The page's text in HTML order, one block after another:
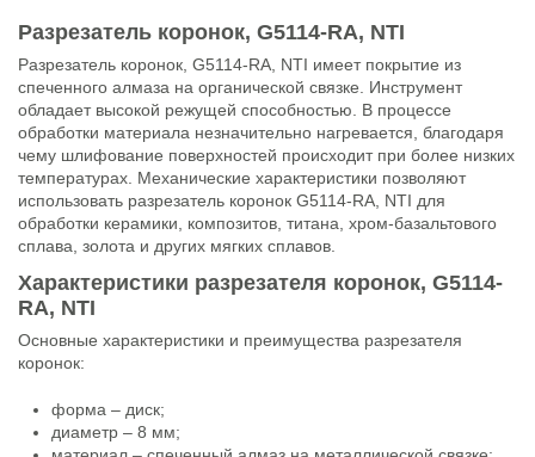
Разрезатель коронок, G5114-RA, NTI
Разрезатель коронок, G5114-RA, NTI имеет покрытие из
спеченного алмаза на органической связке. Инструмент
обладает высокой режущей способностью. В процессе
обработки материала незначительно нагревается, благодаря
чему шлифование поверхностей происходит при более низких
температурах. Механические характеристики позволяют
использовать разрезатель коронок G5114-RA, NTI для
обработки керамики, композитов, титана, хром-базальтового
сплава, золота и других мягких сплавов.
Характеристики разрезателя коронок, G5114-
RA, NTI
Основные характеристики и преимущества разрезателя
коронок:
форма – диск;
диаметр – 8 мм;